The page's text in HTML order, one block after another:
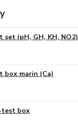
set (pH, GH, KH, NO2)
box marin (Ca)
test box